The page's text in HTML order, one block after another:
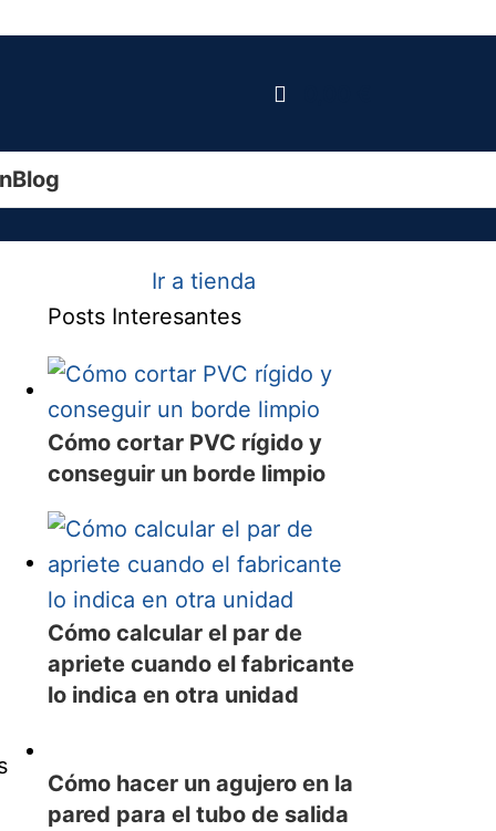
Blog
Ir a tienda
Posts Interesantes
Cómo cortar PVC rígido y
conseguir un borde limpio
Cómo calcular el par de
apriete cuando el fabricante
lo indica en otra unidad
Cómo hacer un agujero en la
pared para el tubo de salida